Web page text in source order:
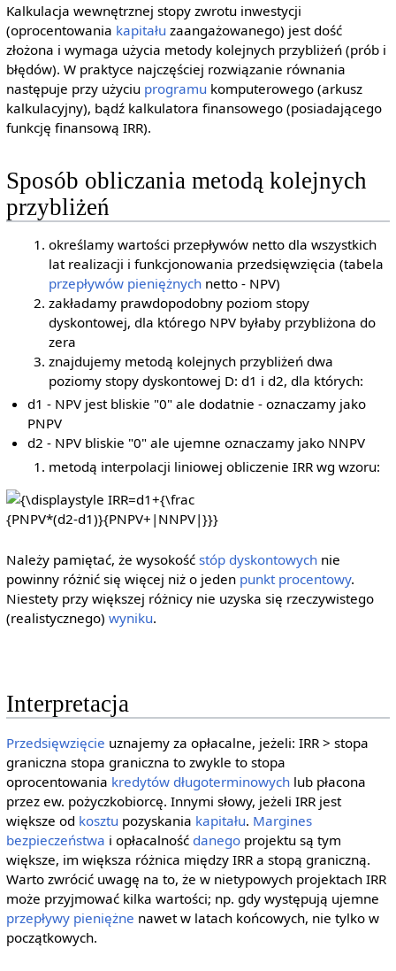
Kalkulacja wewnętrznej stopy zwrotu inwestycji
(oprocentowania kapitału zaangażowanego) jest dość
złożona i wymaga użycia metody kolejnych przybliżeń (prób i
błędów). W praktyce najczęściej rozwiązanie równania
następuje przy użyciu programu komputerowego (arkusz
kalkulacyjny), bądź kalkulatora finansowego (posiadającego
funkcję finansową IRR).
Sposób obliczania metodą kolejnych
przybliżeń
określamy wartości przepływów netto dla wszystkich
lat realizacji i funkcjonowania przedsięwzięcia (tabela
przepływów pieniężnych netto - NPV)
zakładamy prawdopodobny poziom stopy
dyskontowej, dla którego NPV byłaby przybliżona do
zera
znajdujemy metodą kolejnych przybliżeń dwa
poziomy stopy dyskontowej D: d1 i d2, dla których:
d1 - NPV jest bliskie "0" ale dodatnie - oznaczamy jako
PNPV
d2 - NPV bliskie "0" ale ujemne oznaczamy jako NNPV
metodą interpolacji liniowej obliczenie IRR wg wzoru:
{\displaystyle
IRR=d1+{\frac
{PNPV+|NNPV|}}}
Należy pamiętać, że wysokość stóp dyskontowychnie
powinny różnić się więcej niż o jeden punkt procentowy.
Niestety przy większej różnicy nie uzyska się rzeczywistego
(realistycznego) wyniku.
Interpretacja
Przedsięwzięcie uznajemy za opłacalne, jeżeli: IRR > stopa
graniczna stopa graniczna to zwykle to stopa
oprocentowania kredytów długoterminowychlub płacona
przez ew. pożyczkobiorcę. Innymi słowy, jeżeli IRR jest
większe od kosztu pozyskania kapitału. Margines
bezpieczeństwa i opłacalność danegoprojektu są tym
większe, im większa różnica między IRR a stopą graniczną.
Warto zwrócić uwagę na to, że w nietypowych projektach IRR
może przyjmować kilka wartości; np. gdy występują ujemne
przepływy pieniężne nawet w latach końcowych, nie tylko w
początkowych.